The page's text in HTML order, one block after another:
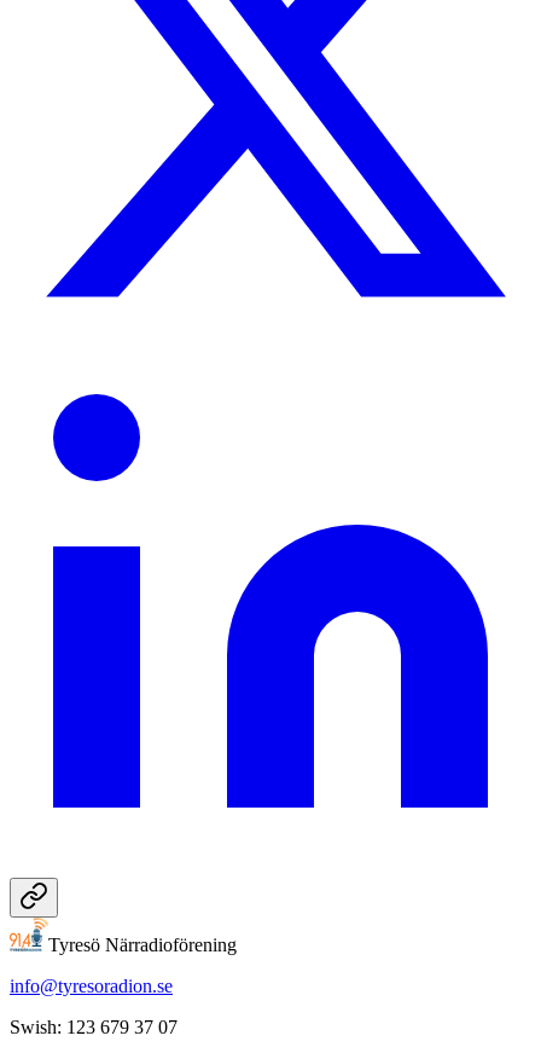
Tyresö Närradioförening
info@tyresoradion.se
Swish: 123 679 37 07